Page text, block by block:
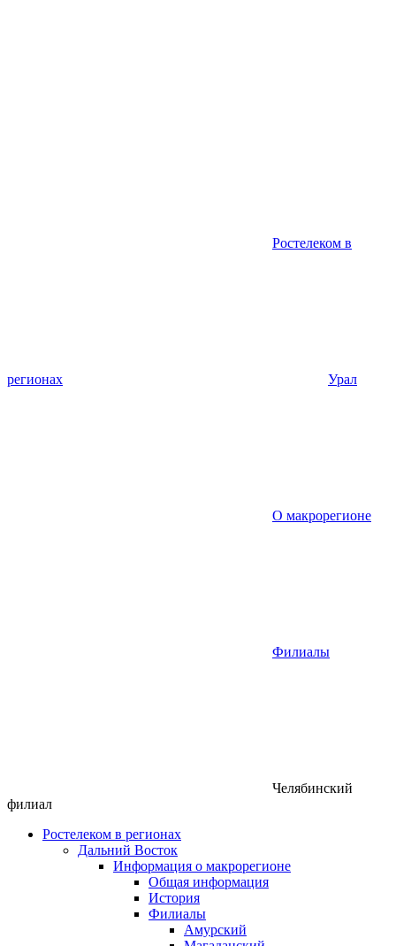
Ростелеком в
регионах Урал
О макрорегионе
Филиалы
Челябинский
филиал
Ростелеком в регионах
Дальний Восток
Информация о макрорегионе
Общая информация
История
Филиалы
Амурский